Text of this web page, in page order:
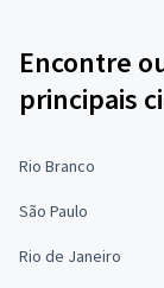
Encontre
principais
Rio Branco
São Paulo
Rio de Janeiro